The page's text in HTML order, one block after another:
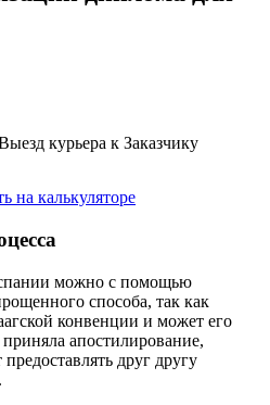
курьера к Заказчику
на калькуляторе
можно с помощью
способа, так как
конвенции и может его
апостилирование,
друг другу